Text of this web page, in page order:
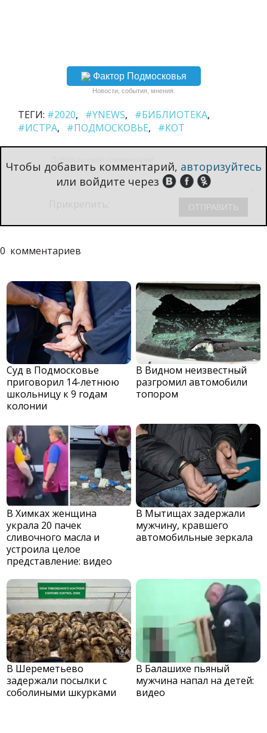
Фактор Подмосковья
Новости, события, мнения.
ТЕГИ: #2020 #YNEWS
#БИБЛИОТЕКА
#ИСТРА
#ПОДМОСКОВЬЕ #КОТ
Чтобы добавить комментарий, авторизуйтесь
или войдите через
0 комментариев
Суд в Подмосковье
приговорил 14-летнюю
школьницу к 9 годам
колонии
В Видном неизвестный
разгромил автомобили
топором
В Химках женщина
украла 20 пачек
сливочного масла и
устроила целое
представление: видео
В Мытищах задержали
мужчину, кравшего
автомобильные зеркала
В Шереметьево
задержали посылки с
соболиными шкурками
В Балашихе пьяный
мужчина напал на детей:
видео